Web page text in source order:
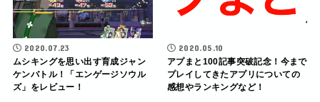
2020.07.23
ムシキングを思い出す育成ジャン
ケンバトル！「エンゲージソウル
ズ」をレビュー！
2020.05.10
アプまと100記事突破記念！今まで
プレイしてきたアプリについての
感想やランキングなど！